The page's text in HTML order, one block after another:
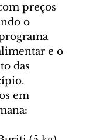
preços
o
e o
das
em